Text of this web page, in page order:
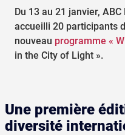
Du 13 au 21 janvier,
accueilli 20 participants
nouveau programme «
in the City of Light ».
Une première
diversité